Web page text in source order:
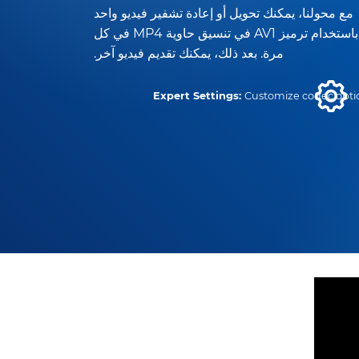
مع محولنا، يمكنك تحويل أو إعادة تشفير فيديو واحد
باستخدام ترميز AV1 في تنسيق حاوية MP4 في كل
مرة. بعد ذلك، يمكنك تقديم فيديو آخر.
Expert Settings: Customize codec